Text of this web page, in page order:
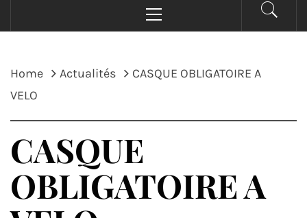
Menu
Home Actualités
CASQUE OBLIGATOIRE A
VELO
CASQUE
OBLIGATOIRE A